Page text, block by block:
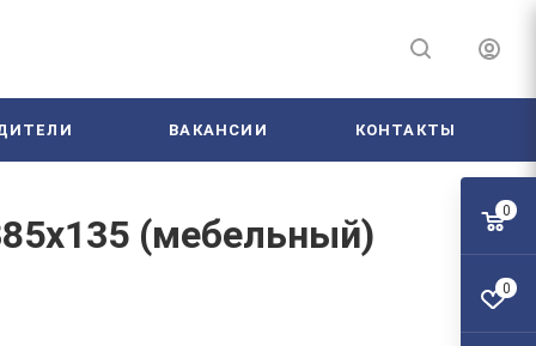
ВАКАНСИИ КОНТАКТЫ
(мебельный)
0
0